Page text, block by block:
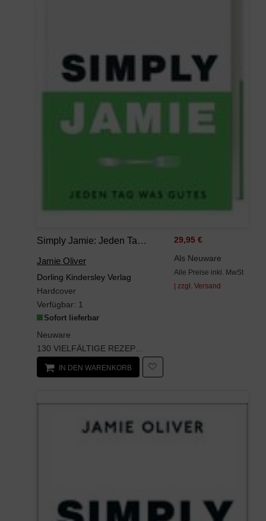
Simply Jamie: Jeden Tag Was Gutes
Jamie Oliver
Dorling Kindersley Verlag
Hardcover
Verfügbar: 1
Sofort lieferbar
Neuware
29,95 €
Als Neuware
Alle Preise inkl. MwSt
| zzgl. Versand
IN DEN WARENKORB